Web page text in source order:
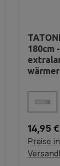
180cm
Farbe
14,95 €
Preise